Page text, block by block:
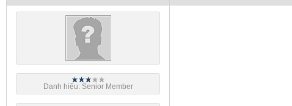
Danh hiệu: Senior Member